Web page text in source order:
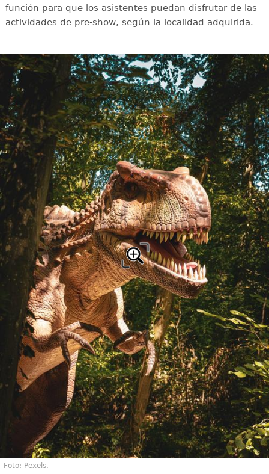
función para que los asistentes puedan disfrutar de las
actividades de pre-show, según la localidad adquirida.
Foto: Pexels.